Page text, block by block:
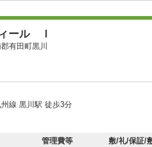
ール Ｉ
有田町黒川
線 黒川駅 徒歩3分
管理費等 敷/礼/保証/